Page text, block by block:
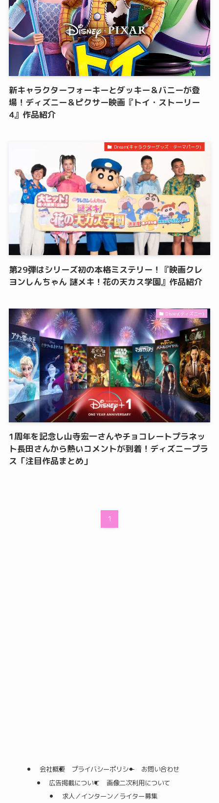
新キャラクターフォーキーとダッキー＆バニーが登
場！ディズニー＆ピクサー映画『トイ・ストーリー
4』作品紹介
Dream(キャラクターグッズ・テーマパーク)
第29弾はシリーズ初の本格ミステリー！『映画クレ
ヨンしんちゃん 謎メキ！花の天カス学園』作品紹介
Disney(ディズニー)
1周年を記念し山寺宏一さんやチョコレートプラネッ
ト長田さんから熱いコメントが到着！ディズニープラ
ス「注目作品まとめ」
1
会社概要 プライバシーポリシー
お問い合わせ
広告掲載について
画像二次利用について
求人／インターン／ライター募集